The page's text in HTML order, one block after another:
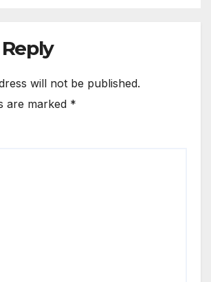
will not be published.
are marked *